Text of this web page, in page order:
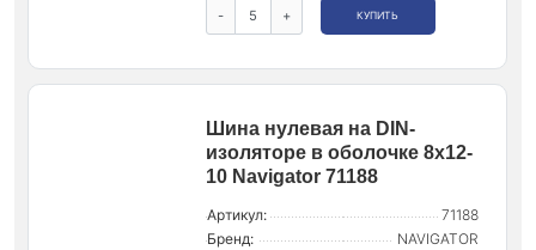
- + КУПИТЬ
Шина нулевая на DIN-
изоляторе в оболочке 8х12-
10 Navigator 71188
Артикул:
71188
Бренд:
NAVIGATOR